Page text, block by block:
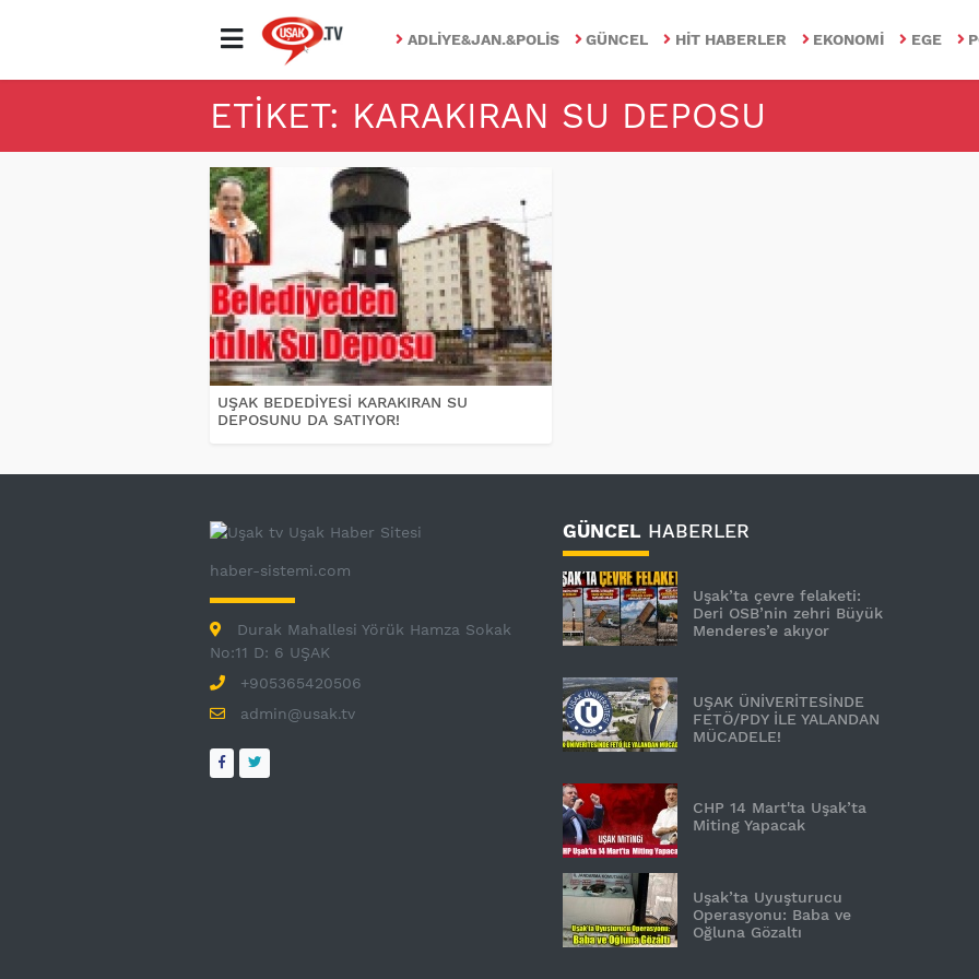
ADLIYE&JAN.&POLIS GÜNCEL HIT HABERLER EKONOMI EGE
ETIKET: KARAKIRAN SU DEPOSU
UŞAK BEDEDİYESİ KARAKIRAN SU
DEPOSUNU DA SATIYOR!
haber-sistemi.com
Durak Mahallesi Yörük Hamza Sokak
No:11 D: 6 UŞAK
+905365420506
admin@usak.tv
GÜNCEL HABERLER
Uşak’ta çevre felaketi:
Deri OSB’nin zehri Büyük
Menderes’e akıyor
UŞAK ÜNİVERİTESİNDE
FETÖ/PDY İLE YALANDAN
MÜCADELE!
CHP 14 Mart'ta Uşak’ta
Miting Yapacak
Uşak’ta Uyuşturucu
Operasyonu: Baba ve
Oğluna Gözaltı